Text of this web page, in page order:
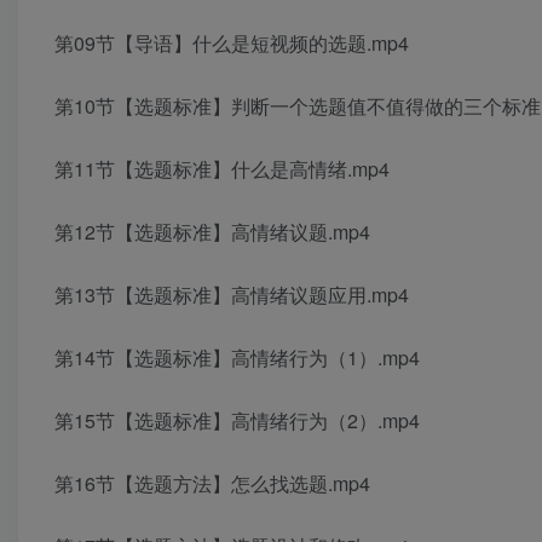
第09节【导语】什么是短视频的选题.mp4
第10节【选题标准】判断一个选题值不值得做的三个标
第11节【选题标准】什么是高情绪.mp4
第12节【选题标准】高情绪议题.mp4
第13节【选题标准】高情绪议题应用.mp4
第14节【选题标准】高情绪行为（1）.mp4
第15节【选题标准】高情绪行为（2）.mp4
第16节【选题方法】怎么找选题.mp4